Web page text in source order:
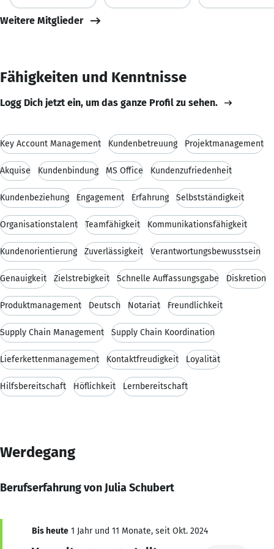
Weitere Mitglieder
Fähigkeiten und Kenntnisse
Logg Dich jetzt ein, um das ganze Profil zu sehen.
Key Account Management Kundenbetreuung Projektmanagement
Akquise Kundenbindung MS Office Kundenzufriedenheit
Kundenbeziehung Engagement Erfahrung Selbstständigkeit
Organisationstalent Teamfähigkeit Kommunikationsfähigkeit
Kundenorientierung Zuverlässigkeit Verantwortungsbewusstsein
Genauigkeit Zielstrebigkeit Schnelle Auffassungsgabe Diskretion
Produktmanagement Deutsch Notariat Freundlichkeit
Supply Chain Management Supply Chain Koordination
Lieferkettenmanagement Kontaktfreudigkeit Loyalität
Hilfsbereitschaft Höflichkeit Lernbereitschaft
Werdegang
Berufserfahrung von Julia Schubert
Bis heute 1 Jahr und 11 Monate, seit Okt. 2024